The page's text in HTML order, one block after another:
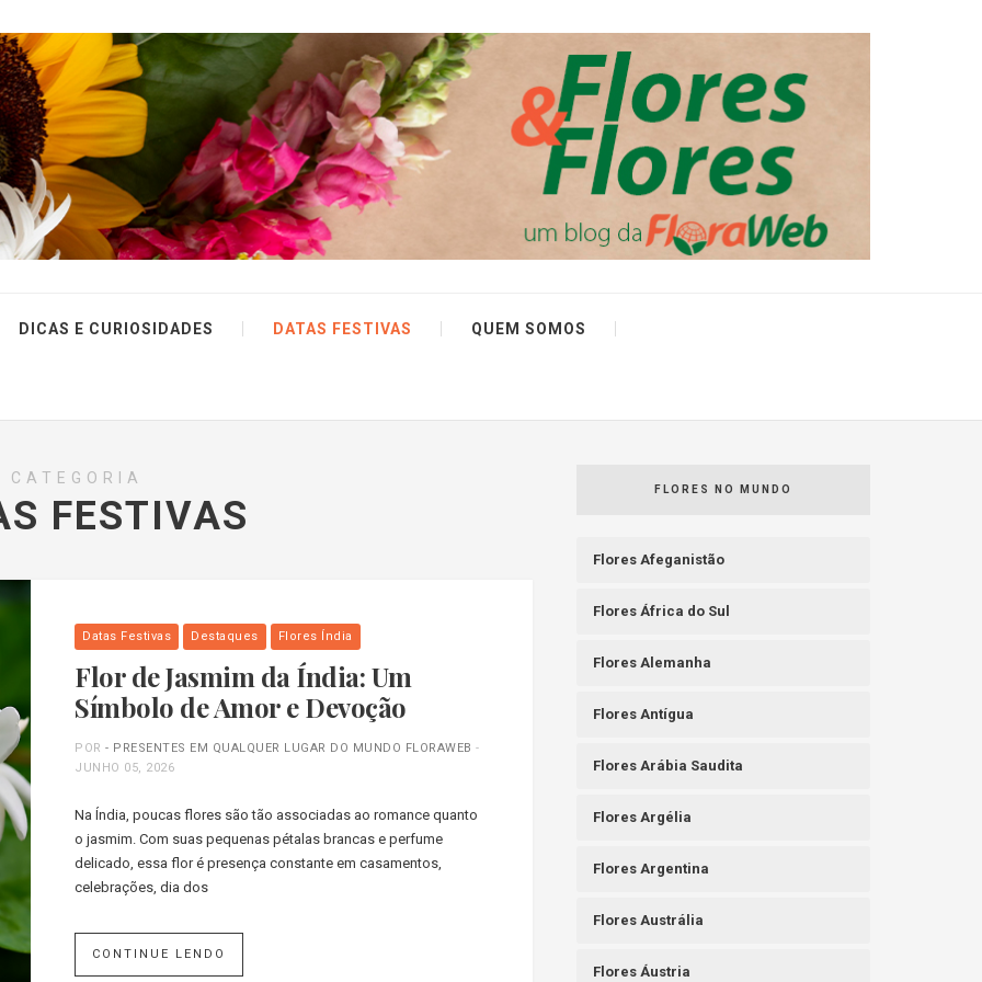
DICAS E CURIOSIDADES DATAS FESTIVAS QUEM SOMOS
CATEGORIA
FESTIVAS
Datas Festivas Destaques Flores Índia
Flor de Jasmim da Índia: Um
Símbolo de Amor e Devoção
POR- PRESENTES EM QUALQUER LUGAR DO MUNDO FLORAWEB -
JUNHO 05, 2026
Na Índia, poucas flores são tão associadas ao romance quanto
o jasmim. Com suas pequenas pétalas brancas e perfume
delicado, essa flor é presença constante em casamentos,
celebrações, dia dos
CONTINUE LENDO
FLORES NO MUNDO
Flores Afeganistão
Flores África do Sul
Flores Alemanha
Flores Antígua
Flores Arábia Saudita
Flores Argélia
Flores Argentina
Flores Austrália
Flores Áustria